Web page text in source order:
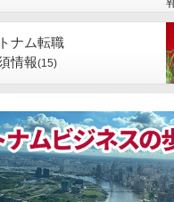
ナム転職
情報(15)